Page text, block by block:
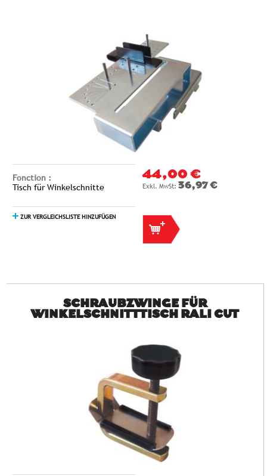
Fonction :
Tisch für Winkelschnitte
ZUR VERGLEICHSLISTE HINZUFÜGEN
44,00 €
36,97 €
SCHRAUBZWINGE FÜR
WINKELSCHNITTTISCH RALI CUT